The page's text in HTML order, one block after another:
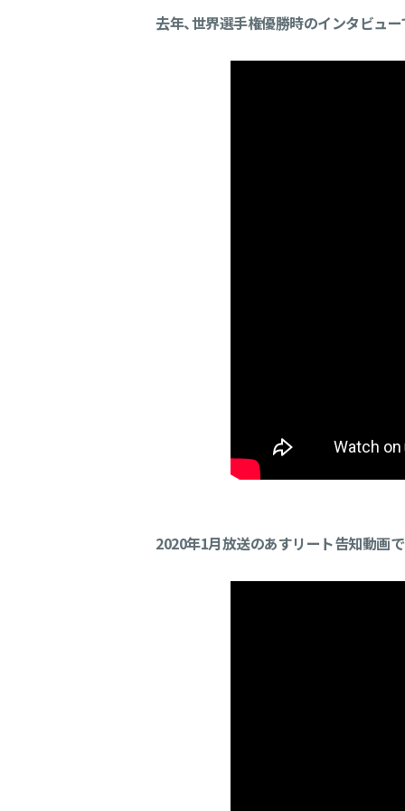
去年、世界選手権優勝時のインタビュー
2020年1月放送のあすリート告知動画